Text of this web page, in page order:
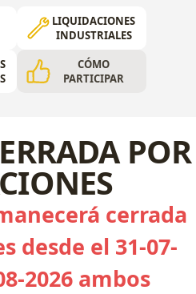
LIQUIDACIONES
INDUSTRIALES
CÓMO
PARTICIPAR
POR
cerrada
desde el 31-07-
2026 ambos